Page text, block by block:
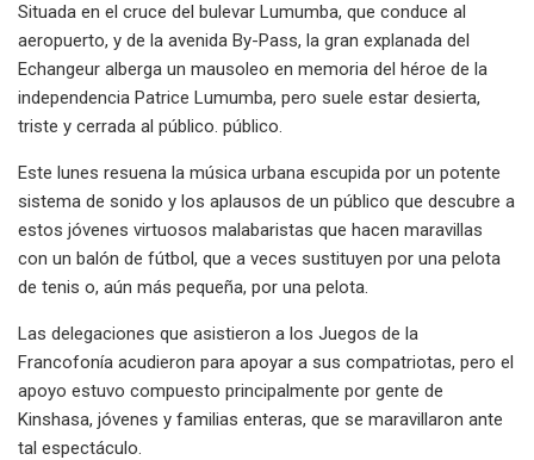
Situada en el cruce del bulevar Lumumba, que conduce al
aeropuerto, y de la avenida By-Pass, la gran explanada del
Echangeur alberga un mausoleo en memoria del héroe de la
independencia Patrice Lumumba, pero suele estar desierta,
triste y cerrada al público. público.
Este lunes resuena la música urbana escupida por un potente
sistema de sonido y los aplausos de un público que descubre a
estos jóvenes virtuosos malabaristas que hacen maravillas
con un balón de fútbol, ​​que a veces sustituyen por una pelota
de tenis o, aún más pequeña, por una pelota.
Las delegaciones que asistieron a los Juegos de la
Francofonía acudieron para apoyar a sus compatriotas, pero el
apoyo estuvo compuesto principalmente por gente de
Kinshasa, jóvenes y familias enteras, que se maravillaron ante
tal espectáculo.